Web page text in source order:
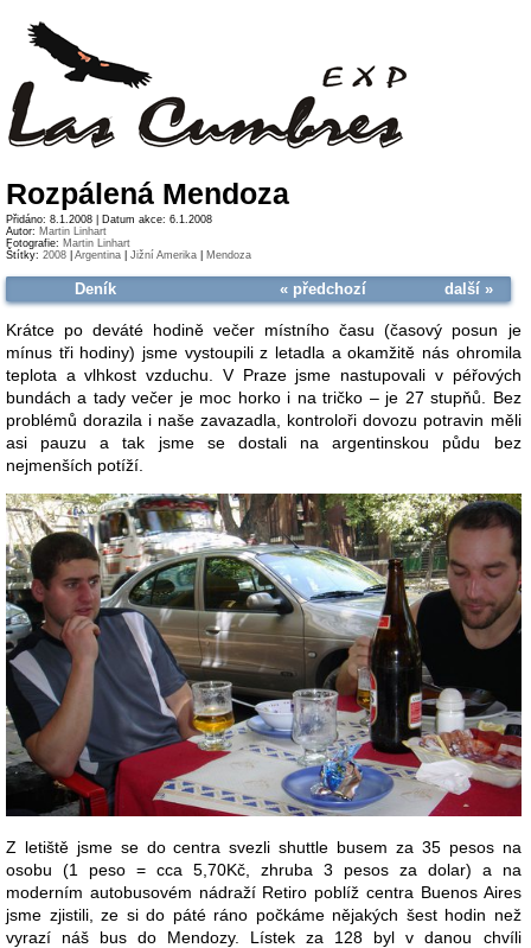
Rozpálená Mendoza
Přidáno: 8.1.2008 | Datum akce: 6.1.2008
Autor: Martin Linhart
Fotografie: Martin Linhart
Štítky: 2008 Argentina Jižní Amerika Mendoza
« předchozí
Deník další »
Krátce po deváté hodině večer místního času (časový posun je
mínus tři hodiny) jsme vystoupili z letadla a okamžitě nás ohromila
teplota a vlhkost vzduchu. V Praze jsme nastupovali v péřových
bundách a tady večer je moc horko i na tričko – je 27 stupňů. Bez
problémů dorazila i naše zavazadla, kontroloři dovozu potravin měli
asi pauzu a tak jsme se dostali na argentinskou půdu bez
nejmenších potíží.
Z letiště jsme se do centra svezli shuttle busem za 35 pesos na
osobu (1 peso = cca 5,70Kč, zhruba 3 pesos za dolar) a na
moderním autobusovém nádraží Retiro poblíž centra Buenos Aires
jsme zjistili, ze si do páté ráno počkáme nějakých šest hodin než
vyrazí náš bus do Mendozy. Lístek za 128 byl v danou chvíli